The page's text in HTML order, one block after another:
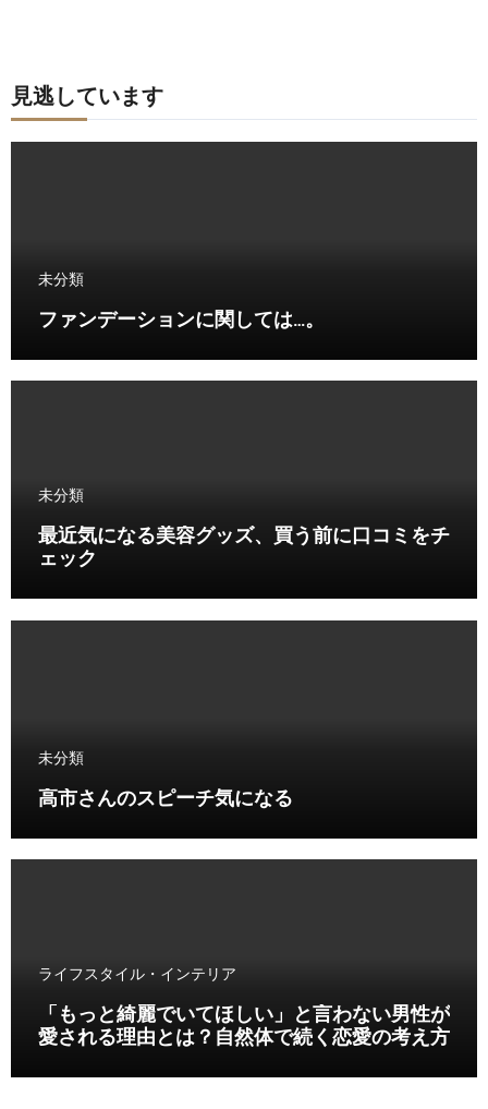
見逃しています
未分類
ファンデーションに関しては…。
未分類
最近気になる美容グッズ、買う前に口コミをチ
ェック
未分類
高市さんのスピーチ気になる
ライフスタイル・インテリア
「もっと綺麗でいてほしい」と言わない男性が
愛される理由とは？自然体で続く恋愛の考え方